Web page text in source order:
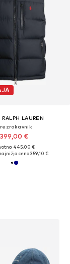
RALPH LAUREN
399,00 €
445,00 €
cena359,10 €